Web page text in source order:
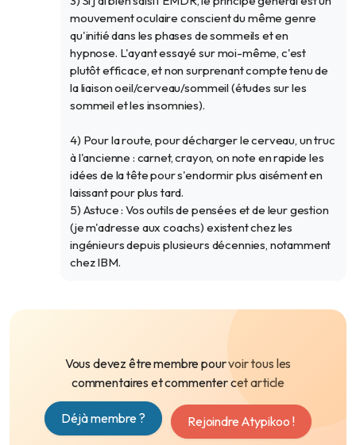
mouvement oculaire conscient du même genre
qu'initié dans les phases de sommeils et en
hypnose. L'ayant essayé sur moi-même, c'est
plutôt efficace, et non surprenant compte tenu de
la liaison oeil/cerveau/sommeil (études sur les
sommeil et les insomnies).
4) Pour la route, pour décharger le cerveau, un truc
à l'ancienne : carnet, crayon, on note en rapide les
idées de la tête pour s'endormir plus aisément en
laissant pour plus tard.
5) Astuce : Vos outils de pensées et de leur gestion
(je m'adresse aux coachs) existent chez les
ingénieurs depuis plusieurs décennies, notamment
chez IBM.
Vous devez être membre pour voir tous les
commentaires et commenter cet article
Déjà membre ? Rejoindre Atypikoo !